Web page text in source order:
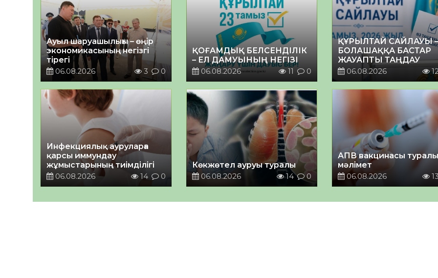
Ауыл шаруашылығы – өңір
экономикасының негізгі
тірегі
06.08.2026
3 0
ҚОҒАМДЫҚ БЕЛСЕНДІЛІК
– ЕЛ ДАМУЫНЫҢ НЕГІЗІ
06.08.2026
11 0
ҚҰРЫЛТАЙ САЙЛАУЫ –
БОЛАШАҚҚА БАСТАР
ЖАУАПТЫ ТАҢДАУ
06.08.2026
Инфекциялық ауруларға
қарсы иммундау
жұмыстарының тиімділігі
06.08.2026
14 0
Көкжөтел ауруы туралы
06.08.2026
14 0
АПВ вакцинасы туралы
мәлімет
06.08.2026
13